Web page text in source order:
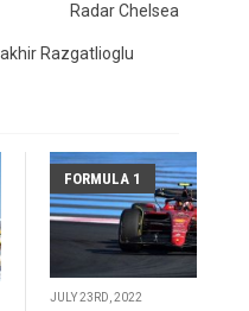
Radar Chelsea
Razgatlioglu
FORMULA 1
JULY 23RD, 2022